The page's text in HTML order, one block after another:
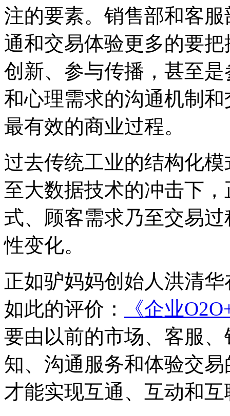
注的要素。销售部和客
通和交易体验更多的要
创新、参与传播，甚至
和心理需求的沟通机制
最有效的商业过程。
过去传统工业的结构化
至大数据技术的冲击下
式、顾客需求乃至交易
性变化。
正如驴妈妈创始人洪清华
如此的评价：
《企业
要由以前的市场、客服
知、沟通服务和体验交
才能实现互通、互动和互